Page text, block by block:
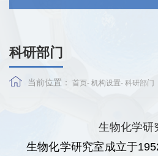
科研部门
当前位置： 首页- 机构设置- 科研部门
生物化学研
生物化学研究室成立于